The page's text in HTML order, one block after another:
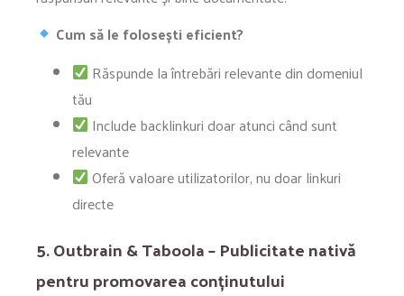
Cum să le folosești eficient?
Răspunde la întrebări relevante din domeniul
tău
Include backlinkuri doar atunci când sunt
relevante
Oferă valoare utilizatorilor, nu doar linkuri
directe
5. Outbrain & Taboola – Publicitate nativă
pentru promovarea conținutului